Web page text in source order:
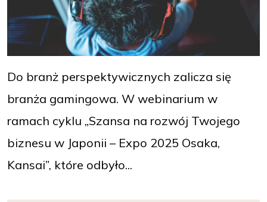
Do branż perspektywicznych zalicza się
branża gamingowa. W webinarium w
ramach cyklu „Szansa na rozwój Twojego
biznesu w Japonii – Expo 2025 Osaka,
Kansai”, które odbyło...